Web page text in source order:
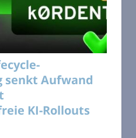
Aufwand
KI-Rollouts